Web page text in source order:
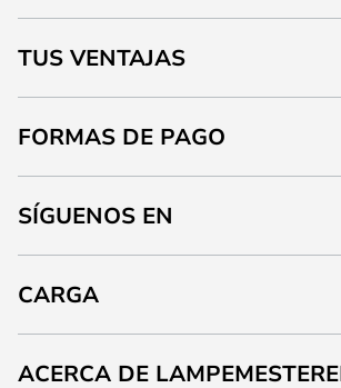
TUS VENTAJAS
FORMAS DE PAGO
SÍGUENOS EN
CARGA
ACERCA DE